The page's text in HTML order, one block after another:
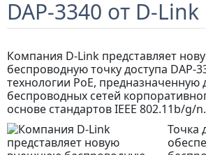
DAP-3340 от D-Link
Компания D-Link представляет
беспроводную точку доступа DAP-
технологии PoE, предназначенную
беспроводных сетей
основе стандартов IEEE 802.11b/g/n.
Точка